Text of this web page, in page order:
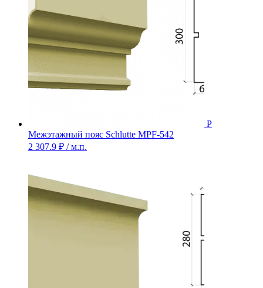
Межэтажный пояс Schlutte MPF-542
2 307.9 ₽ / м.п.